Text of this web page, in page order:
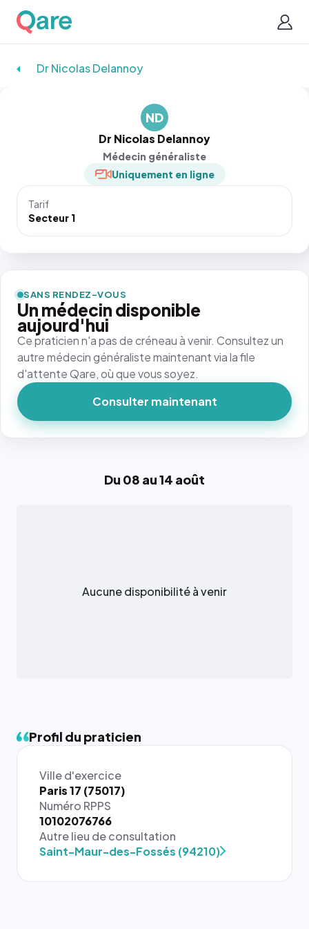
Dr Nicolas Delannoy
ND
Dr Nicolas Delannoy
Médecin généraliste
Uniquement en ligne
Tarif
Secteur 1
Du 08 au 14 août
Aucune disponibilité à venir
Profil du praticien
Ville d'exercice
Paris 17 (75017)
Numéro RPPS
10102076766
Autre lieu de consultation
Saint-Maur-des-Fossés (94210)
SANS RENDEZ-VOUS
Un médecin disponible
aujourd'hui
Ce praticien n'a pas de créneau à venir. Consultez un
autre médecin généraliste maintenant via la file
d'attente Qare, où que vous soyez.
Consulter maintenant
{# 40×40
: la taille
rendue par
`.profile-